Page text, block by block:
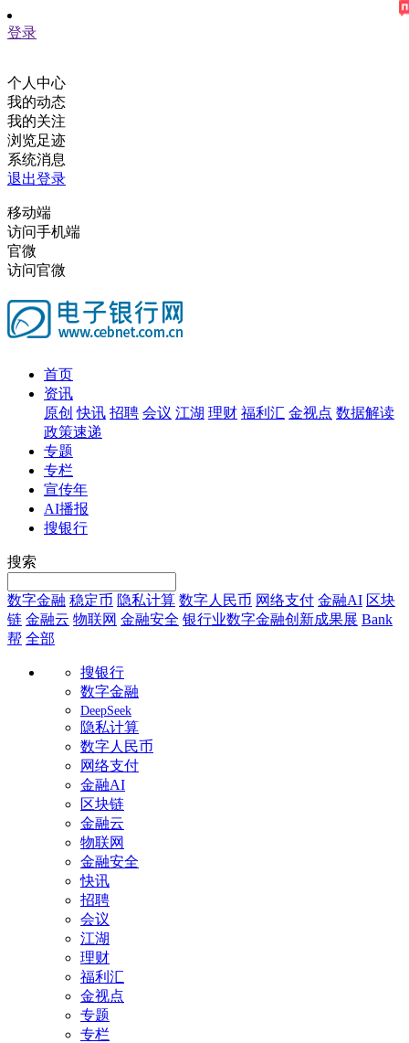
登录
个人中心
我的动态
我的关注
浏览足迹
系统消息
退出登录
移动端
访问手机端
官微
访问官微
首页
资讯
原创 快讯 招聘 会议 江湖 理财 福利汇 金视点 数据解读
政策速递
专题
专栏
宣传年
AI播报
搜银行
搜索
数字金融 稳定币 隐私计算 数字人民币 网络支付 金融AI 区块
链 金融云 物联网 金融安全 银行业数字金融创新成果展 Bank
帮 全部
搜银行
数字金融
DeepSeek
隐私计算
数字人民币
网络支付
金融AI
区块链
金融云
物联网
金融安全
快讯
招聘
会议
江湖
理财
福利汇
金视点
专题
专栏